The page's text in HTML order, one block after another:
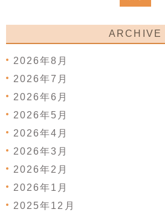
ARCHIVE
2026年8月
2026年7月
2026年6月
2026年5月
2026年4月
2026年3月
2026年2月
2026年1月
2025年12月